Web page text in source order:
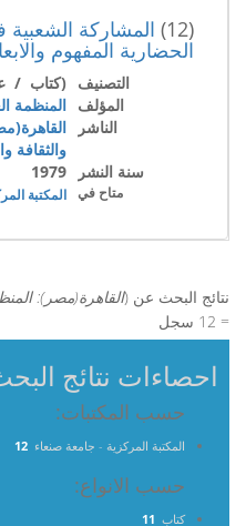
(12) المشاركة الشعبية
الحضارية المفهوم
التصنيف
(كتاب /
المؤلف المنظمة
الناشر
والثقافة
سنة النشر
1979
متاح في المكتبة
نتائج البحث عن (القاهرة(مصر):
= 12 سجل
احصاءات نتائج
حسب المكتبات:
المكتبة المركزية - جامعة صنعاء 12
حسب الانواع:
كتاب 11